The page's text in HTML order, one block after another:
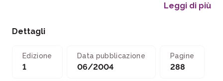
Leggi di più
Dettagli
Edizione
1
Data pubblicazione
06/2004
Pagine
288